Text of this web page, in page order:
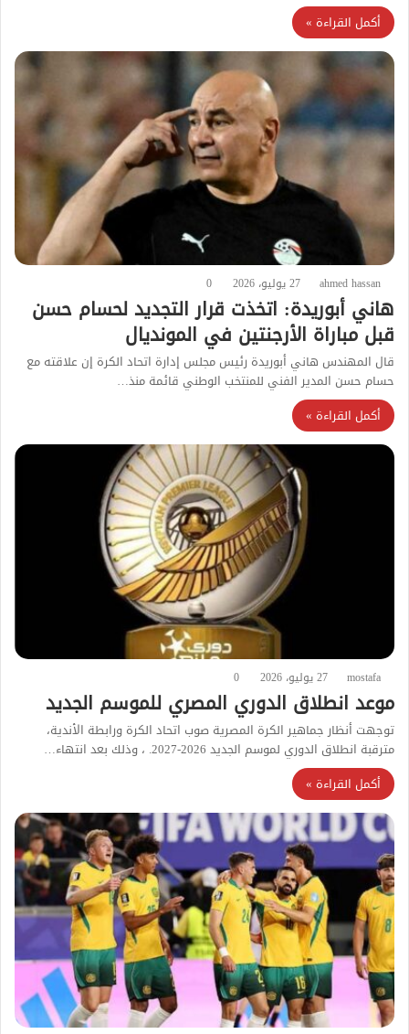
أكمل القراءة »
ahmed hassan 27 يوليو، 2026 0
هاني أبوريدة: اتخذت قرار التجديد لحسام حسن
قبل مباراة الأرجنتين في المونديال
قال المهندس هاني أبوريدة رئيس مجلس إدارة اتحاد الكرة إن علاقته مع
حسام حسن المدير الفني للمنتخب الوطني قائمة منذ…
أكمل القراءة »
mostafa 27 يوليو، 2026 0
موعد انطلاق الدوري المصري للموسم الجديد
توجهت أنظار جماهير الكرة المصرية صوب اتحاد الكرة ورابطة الأندية،
مترقبة انطلاق الدوري لموسم الجديد 2026-2027. ، وذلك بعد انتهاء…
أكمل القراءة »